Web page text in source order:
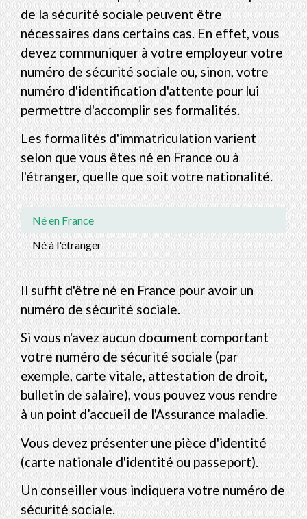
de la sécurité sociale peuvent être
nécessaires dans certains cas. En effet, vous
devez communiquer à votre employeur votre
numéro de sécurité sociale ou, sinon, votre
numéro d'identification d'attente pour lui
permettre d'accomplir ses formalités.
Les formalités d'immatriculation varient
selon que vous êtes né en France ou à
l'étranger, quelle que soit votre nationalité.
Né en France
Né à l'étranger
Il suffit d'être né en France pour avoir un
numéro de sécurité sociale.
Si vous n'avez aucun document comportant
votre numéro de sécurité sociale (par
exemple, carte vitale, attestation de droit,
bulletin de salaire), vous pouvez vous rendre
à un point d’accueil de l'Assurance maladie.
Vous devez présenter une pièce d'identité
(carte nationale d'identité ou passeport).
Un conseiller vous indiquera votre numéro de
sécurité sociale.